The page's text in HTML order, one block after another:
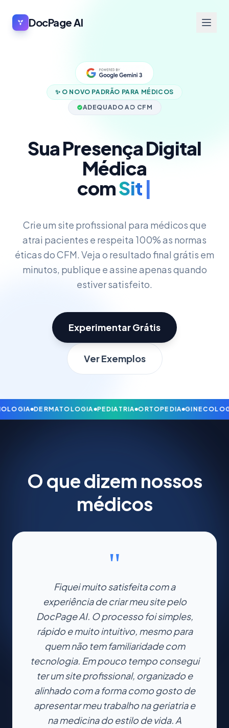
DocPage AI
✨ O NOVO PADRÃO PARA MÉDICOS
ADEQUADO AO CFM
Sua Presença Digital
Médica
comAgenda
Crie um site profissional para médicos que
atrai pacientes e respeita 100% as normas
éticas do CFM. Veja o resultado final grátis em
minutos, publique e assine apenas quando
estiver satisfeito.
Experimentar Grátis
Ver Exemplos
DERMATOLOGIA PEDIATRIA ORTOPEDIA
O que dizem nossos
médicos
"
Fiquei muito satisfeita com a
experiência de criar meu site pelo
DocPage AI. O processo foi simples,
rápido e muito intuitivo, mesmo para
quem não tem familiaridade com
tecnologia. Em pouco tempo consegui
ter um site profissional, organizado e
alinhado com a forma como gosto de
apresentar meu trabalho na geriatria e
na medicina do estilo de vida. A